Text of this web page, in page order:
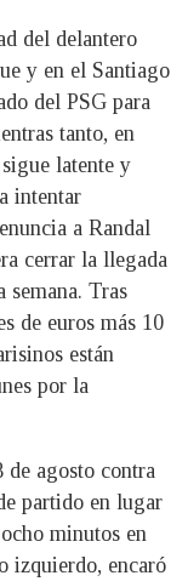
del delantero
y en el Santiago
del PSG para
tanto, en
latente y
intentar
a Randal
cerrar la llegada
semana. Tras
de euros más 10
están
por la
de agosto contra
partido en lugar
minutos en
izquierdo, encaró